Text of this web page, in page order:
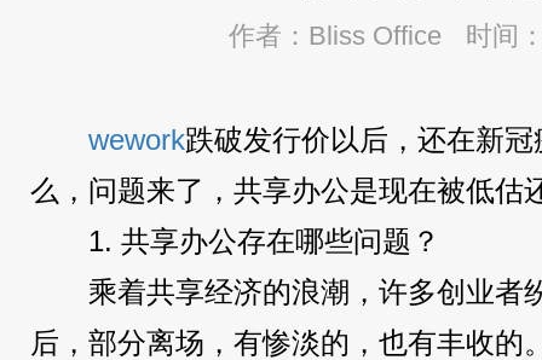
作者：Bliss Office 时间
wework跌破发行价以后，还在新
么，问题来了，共享办公是现在被低估
1. 共享办公存在哪些问题？
乘着共享经济的浪潮，许多创业者
后，部分离场，有惨淡的，也有丰收的